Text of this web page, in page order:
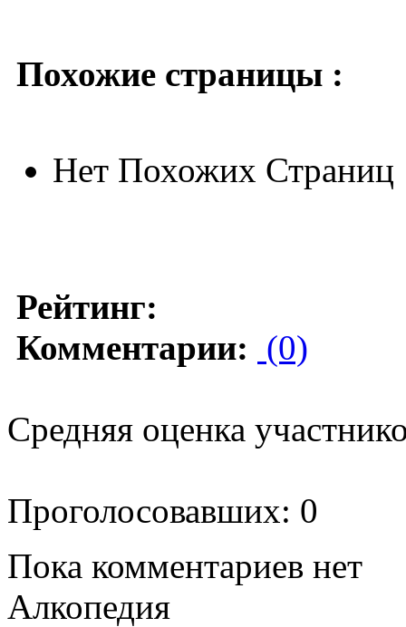
Похожие страницы :
Нет Похожих Страниц
Рейтинг:
Комментарии: (0)
Средняя оценка
Проголосовавших: 0
Пока комментариев нет
Алкопедия